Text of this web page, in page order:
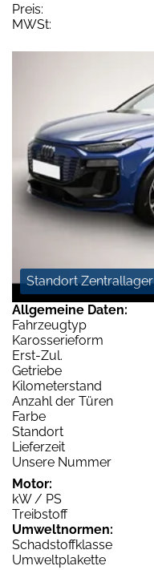
Preis:
MWSt:
Standort Zentrallager
Allgemeine Daten:
Fahrzeugtyp
Karosserieform
Erst-Zul.
Getriebe
Kilometerstand
Anzahl der Türen
Farbe
Standort
Lieferzeit
Unsere Nummer
Motor:
kW / PS
Treibstoff
Umweltnormen:
Schadstoffklasse
Umweltplakette